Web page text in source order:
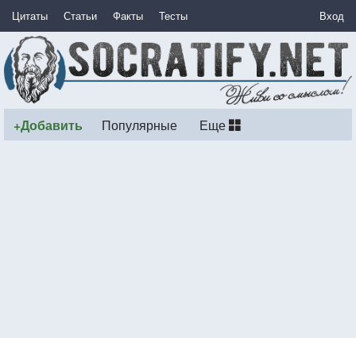
Цитаты Статьи Факты Тесты Вход
+Добавить Популярные Еще